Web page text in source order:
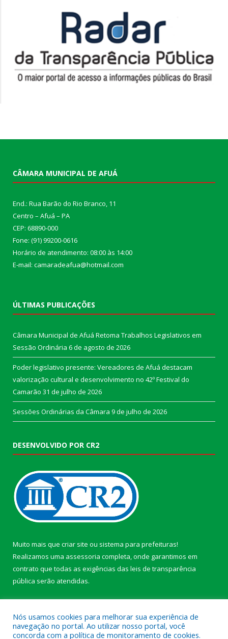
CÂMARA MUNICIPAL DE AFUÁ
End.: Rua Barão do Rio Branco, 11
Centro – Afuá – PA
CEP: 68890-000
Fone: (91) 99200-0616
Horário de atendimento: 08:00 às 14:00
E-mail: camaradeafua@hotmail.com
ÚLTIMAS PUBLICAÇÕES
Câmara Municipal de Afuá Retoma Trabalhos Legislativos em
Sessão Ordinária 6 de agosto de 2026
Poder legislativo presente: Vereadores de Afuá destacam
valorização cultural e desenvolvimento no 42º Festival do
Camarão 31 de julho de 2026
Sessões Ordinárias da Câmara 9 de julho de 2026
DESENVOLVIDO POR CR2
Muito mais que criar site ou sistema para prefeituras!
Realizamos uma assessoria completa, onde garantimos em
contrato que todas as exigências das leis de transparência
pública serão atendidas.
Nós usamos cookies para melhorar sua experiência de
navegação no portal. Ao utilizar nosso portal, você
concorda com a política de monitoramento de cookies.